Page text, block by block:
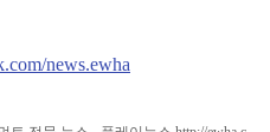
news.ewha